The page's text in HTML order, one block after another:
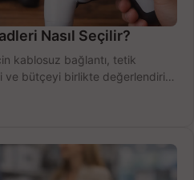
Nasıl Seçilir?
kablosuz bağlantı, tetik
ve bütçeyi birlikte değerlendirin;